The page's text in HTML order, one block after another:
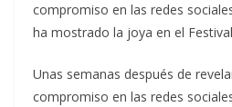
compromiso en las redes
ha mostrado la joya en el
​Unas semanas después de
compromiso en las redes